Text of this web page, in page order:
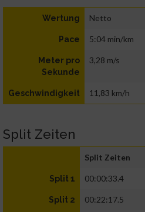
Wertung Netto
Pace 5:04 min/km
Meter pro
Sekunde
3,28 m/s
Geschwindigkeit 11,83 km/h
Split Zeiten
Split Zeiten
Split 1 00:00:33.4
Split 2 00:22:17.5